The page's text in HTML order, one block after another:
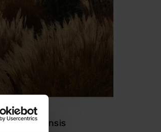
sinensis